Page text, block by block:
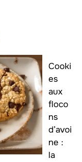
Cooki
es
aux
floco
ns
d’avoi
ne :
la